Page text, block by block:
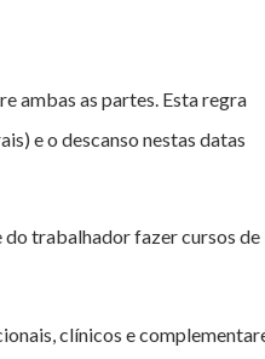
ambas as partes. Esta regra
e o descanso nestas datas
trabalhador fazer cursos de
clínicos e